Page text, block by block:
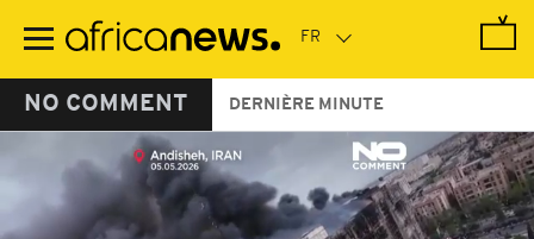
contenu
NO COMMENT DERNIÈRE MINUTE